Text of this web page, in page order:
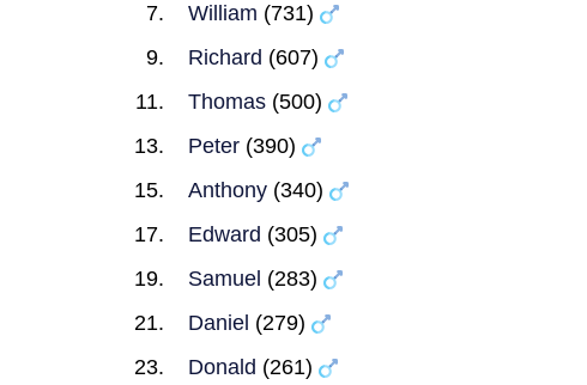
William (731)
Richard (607)
Thomas (500)
Peter (390)
Anthony (340)
Edward (305)
Samuel (283)
Daniel (279)
Donald (261)